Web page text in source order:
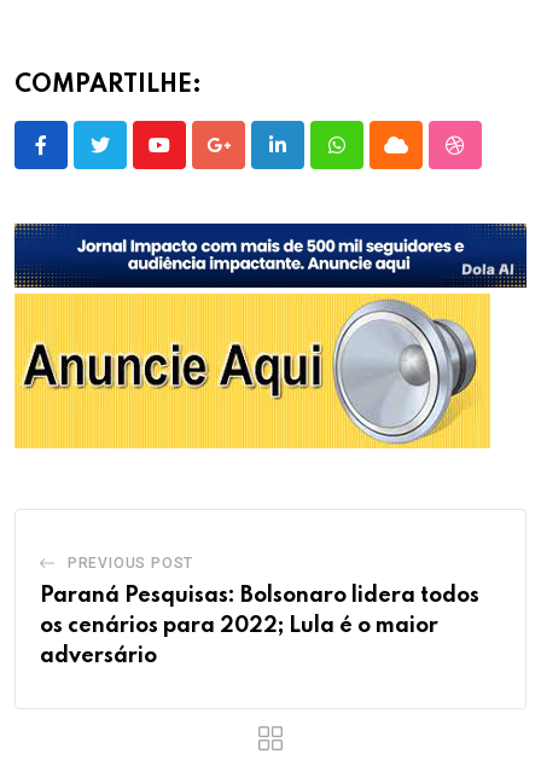
COMPARTILHE:
YoutubeGoogle+LinkedInWhatsappCloud
PREVIOUS POST
Paraná Pesquisas: Bolsonaro lidera todos
os cenários para 2022; Lula é o maior
adversário